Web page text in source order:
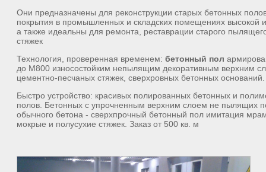
Они предназначены для реконструкции старых бетонных
покрытия в промышленных и складских помещениях высокой
а также идеальны для ремонта, реставрации старого
стяжек
Технология, проверенная временем: бетонный пол
до М800 износостойким непылящим декоративным верхним
цементно-песчаных стяжек, сверхровных бетонных оснований.
Быстро устройство: красивых полированных бетонных и
полов. Бетонных с упрочненным верхним слоем не пылящих
обычного бетона - сверхпрочный бетонный пол имитация
мокрые и полусухие стяжек. Заказ от 500 кв. м